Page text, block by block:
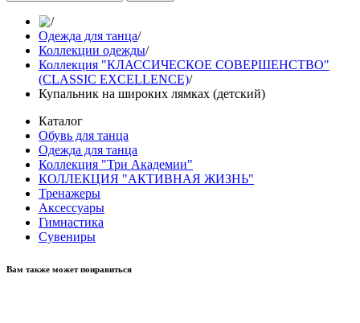
/
Одежда для танца/
Коллекции одежды/
Коллекция "КЛАССИЧЕСКОЕ СОВЕРШЕНСТВО"
(CLASSIC EXCELLENCE)/
Купальник на широких лямках (детский)
Каталог
Обувь для танца
Одежда для танца
Коллекция "Три Академии"
КОЛЛЕКЦИЯ "АКТИВНАЯ ЖИЗНЬ"
Тренажеры
Аксессуары
Гимнастика
Сувениры
Вам также может понравиться